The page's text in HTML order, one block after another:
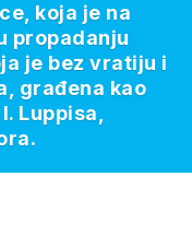
koja je na
propadanju
je bez vratiju i
građena kao
Luppisa,